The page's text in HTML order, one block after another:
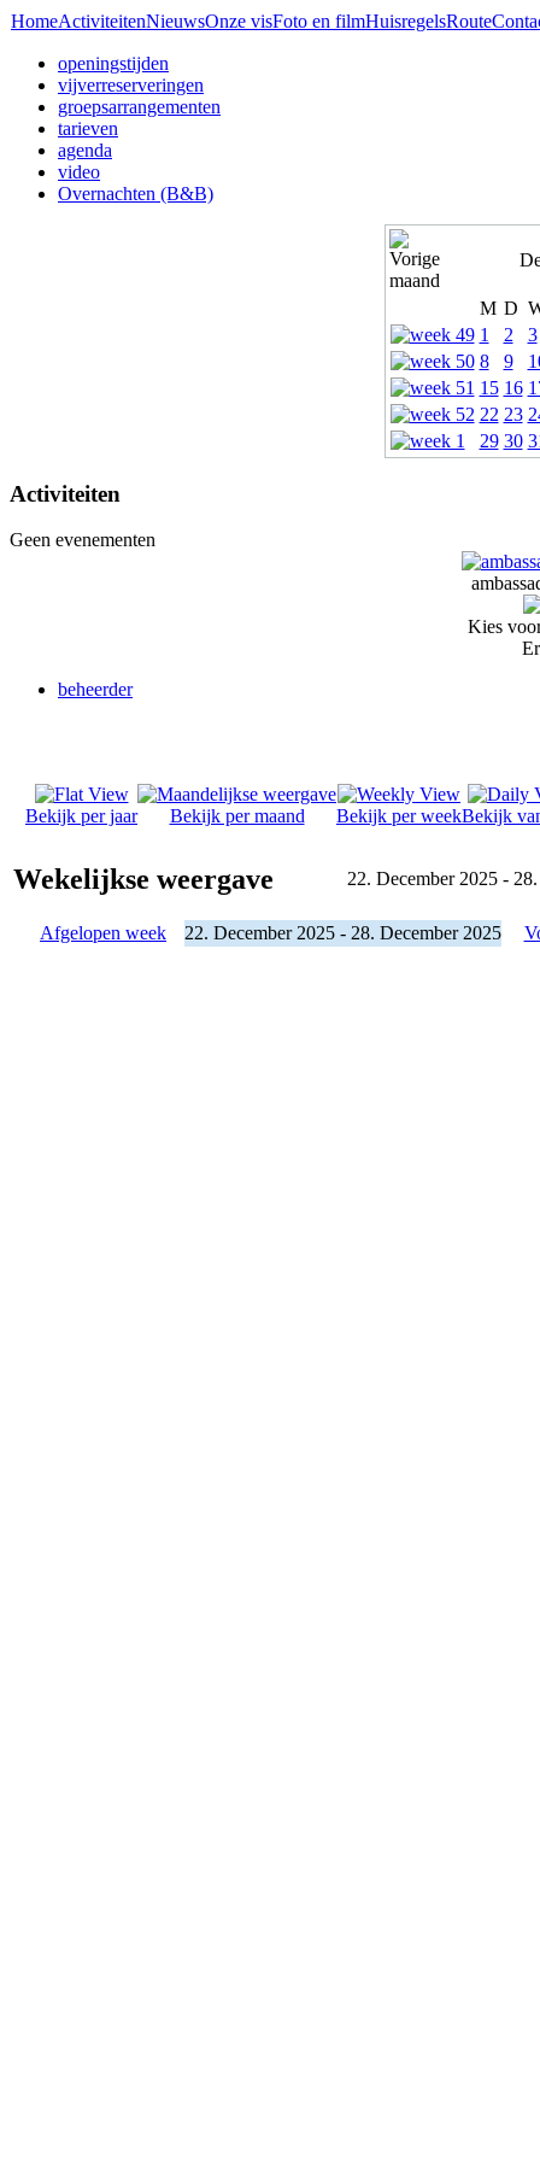
HomeActiviteitenNieuwsOnze visFoto en filmHuisregelsRoute
openingstijden
vijverreserveringen
groepsarrangementen
tarieven
agenda
video
Overnachten (B&B)
M D
1
2
3
8
9
15 16
22 23
29 30
Activiteiten
Geen evenementen
Kies
beheerder
Bekijk per jaar Bekijk per maand Bekijk per weekBekijk
Wekelijkse weergave 22. December 2025 -
Afgelopen week 22. December 2025 - 28. December 2025